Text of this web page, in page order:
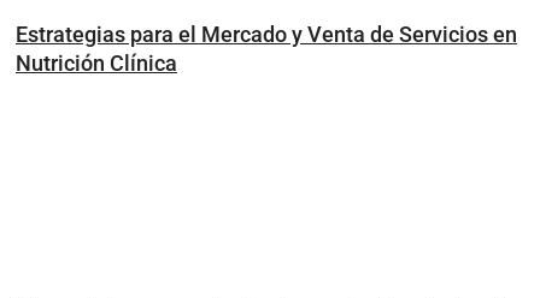
Estrategias para el Mercado y Venta de Servicios en
Nutrición Clínica